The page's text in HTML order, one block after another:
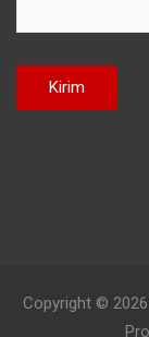
Copyright © 2026